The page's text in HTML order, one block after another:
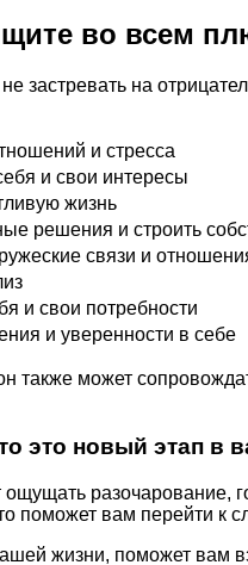
во всем
застревать на
и стресса
и свои интересы
жизнь
решения и строить
связи и
и свои потребности
и уверенности в себе
также может
это новый этап в
разочарование,
поможет вам перейти к
жизни, поможет вам